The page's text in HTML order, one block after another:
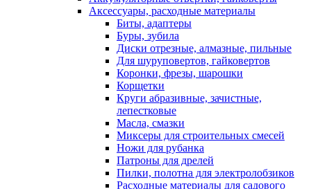
Аксессуары, расходные материалы
Биты, адаптеры
Буры, зубила
Диски отрезные, алмазные, пильные
Для шуруповертов, гайковертов
Коронки, фрезы, шарошки
Корщетки
Круги абразивные, зачистные,
лепестковые
Масла, смазки
Миксеры для строительных смесей
Ножи для рубанка
Патроны для дрелей
Пилки, полотна для электролобзиков
Расходные материалы для садового